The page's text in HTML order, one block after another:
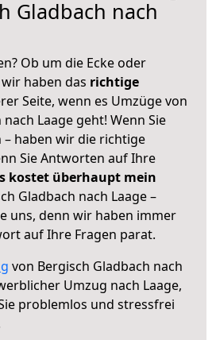
Gladbach nach
Ob um die Ecke oder
haben das richtige
Seite, wenn es Umzüge von
Laage geht! Wenn Sie
haben wir die richtige
Sie Antworten auf Ihre
kostet überhaupt mein
Gladbach nach Laage –
uns, denn wir haben immer
auf Ihre Fragen parat.
von Bergisch Gladbach nach
Umzug nach Laage,
problemlos und stressfrei